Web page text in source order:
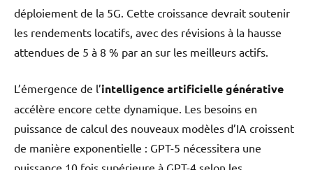
déploiement de la 5G. Cette croissance devrait soutenir
les rendements locatifs, avec des révisions à la hausse
attendues de 5 à 8 % par an sur les meilleurs actifs.
L’émergence de l’intelligence artificielle générative
accélère encore cette dynamique. Les besoins en
puissance de calcul des nouveaux modèles d’IA croissent
de manière exponentielle : GPT-5 nécessitera une
puissance 10 fois supérieure à GPT-4 selon les